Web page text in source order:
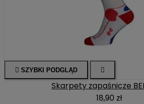
 SZYBKI PODGLĄD 
Skarpety zapaśnicze
18,90 zł